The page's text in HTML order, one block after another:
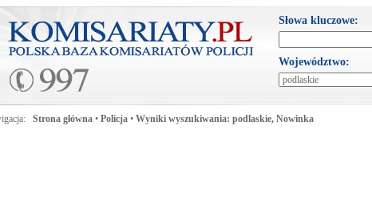
Słowa kluczowe:
Województwo:
Strona główna • Policja • Wyniki wyszukiwania: podlaskie, Nowinka